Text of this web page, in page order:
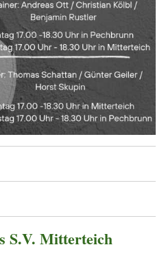
S.V. Mitterteich